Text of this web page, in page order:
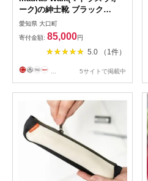
ーク)の紳士靴 ブラック
25.5cm
MW5633S【1394349】
愛知県 大口町
寄付金額: 85,000円
5.0 （1件）
5サイトで掲載中